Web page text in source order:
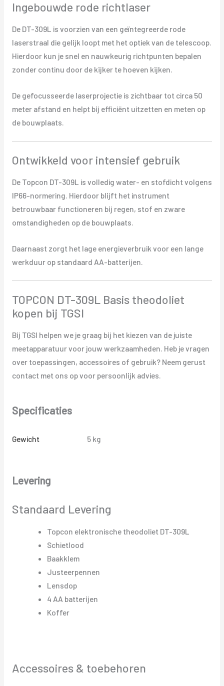
Ingebouwde rode richtlaser
De DT-309L is voorzien van een geïntegreerde rode
laserstraal die gelijk loopt met het optiek van de telescoop.
Hierdoor kun je snel en nauwkeurig richtpunten bepalen
zonder continu door de kijker te hoeven kijken.
De gefocusseerde laserprojectie is zichtbaar tot circa 50
meter afstand en helpt bij efficiënt uitzetten en meten op
de bouwplaats.
Ontwikkeld voor intensief gebruik
De Topcon DT-309L is volledig water- en stofdicht volgens
IP66-normering. Hierdoor blijft het instrument
betrouwbaar functioneren bij regen, stof en zware
omstandigheden op de bouwplaats.
Daarnaast zorgt het lage energieverbruik voor een lange
werkduur op standaard AA-batterijen.
TOPCON DT-309L Basis theodoliet
kopen bij TGSI
Bij TGSI helpen we je graag bij het kiezen van de juiste
meetapparatuur voor jouw werkzaamheden. Heb je vragen
over toepassingen, accessoires of gebruik? Neem gerust
contact met ons op voor persoonlijk advies.
Specificaties
Gewicht 5 kg
Levering
Standaard Levering
Topcon elektronische theodoliet DT-309L
Schietlood
Baakklem
Justeerpennen
Lensdop
4 AA batterijen
Koffer
Accessoires & toebehoren